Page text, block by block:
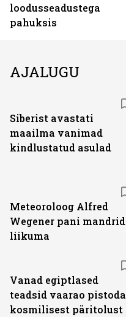
loodusseadustega
pahuksis
AJALUGU
Siberist avastati
maailma vanimad
kindlustatud asulad
Meteoroloog Alfred
Wegener pani mandrid
liikuma
Vanad egiptlased
teadsid vaarao pistoda
kosmilisest päritolust